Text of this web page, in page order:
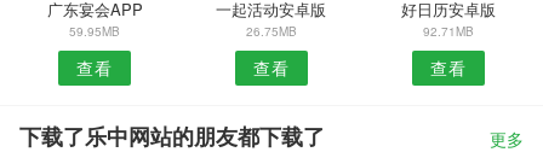
广东宴会APP
59.95MB
查看
一起活动安卓版
26.75MB
查看
好日历安卓版
92.71MB
查看
下载了乐中网站的朋友都下载了 更多